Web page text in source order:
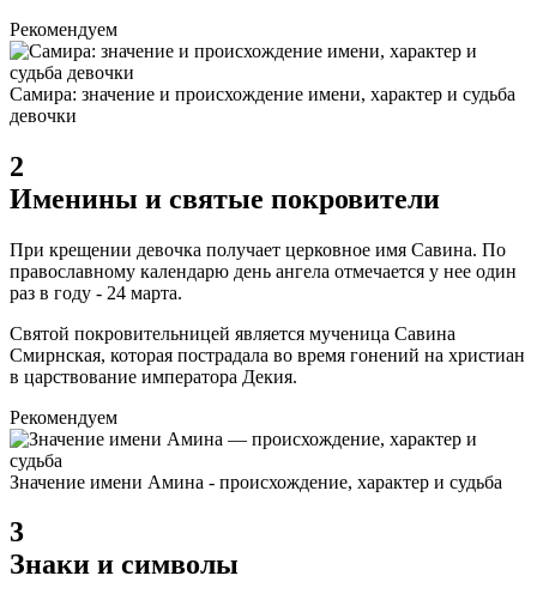
Рекомендуем
Самира: значение и происхождение имени, характер и судьба
девочки
2
Именины и святые покровители
При крещении девочка получает церковное имя Савина. По
православному календарю день ангела отмечается у нее один
раз в году - 24 марта.
Святой покровительницей является мученица Савина
Смирнская, которая пострадала во время гонений на христиан
в царствование императора Декия.
Рекомендуем
Значение имени Амина - происхождение, характер и судьба
3
Знаки и символы